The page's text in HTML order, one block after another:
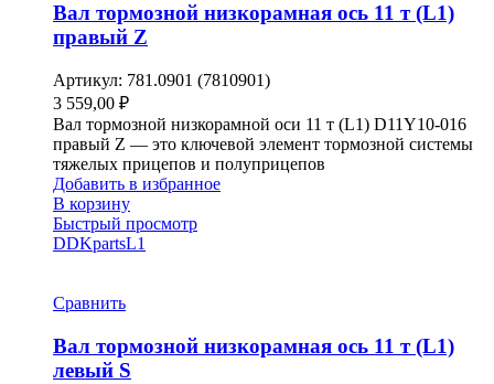
Вал тормозной низкорамная ось 11 т (L1)
правый Z
Артикул: 781.0901 (7810901)
3 559,00 ₽
Вал тормозной низкорамной оси 11 т (L1) D11Y10-016
правый Z — это ключевой элемент тормозной системы
тяжелых прицепов и полуприцепов
Добавить в избранное
В корзину
Быстрый просмотр
DDKpartsL1
Сравнить
Вал тормозной низкорамная ось 11 т (L1)
левый S